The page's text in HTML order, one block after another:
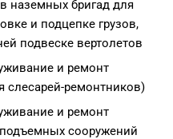
наземных бригад для
и подцепке грузов,
подвеске вертолетов
и ремонт
ремонтников)
и ремонт
сооружений